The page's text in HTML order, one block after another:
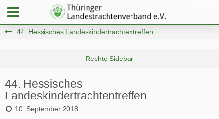
44. Hessisches Landeskindertrachtentreffen
44. Hessisches
Landeskindertrachtentreffen
10. September 2018